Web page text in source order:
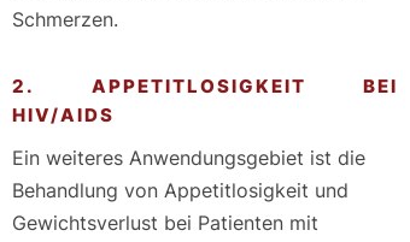
Schmerzen.
2. APPETITLOSIGKEIT BEI
HIV/AIDS
Ein weiteres Anwendungsgebiet ist die
Behandlung von Appetitlosigkeit und
Gewichtsverlust bei Patienten mit